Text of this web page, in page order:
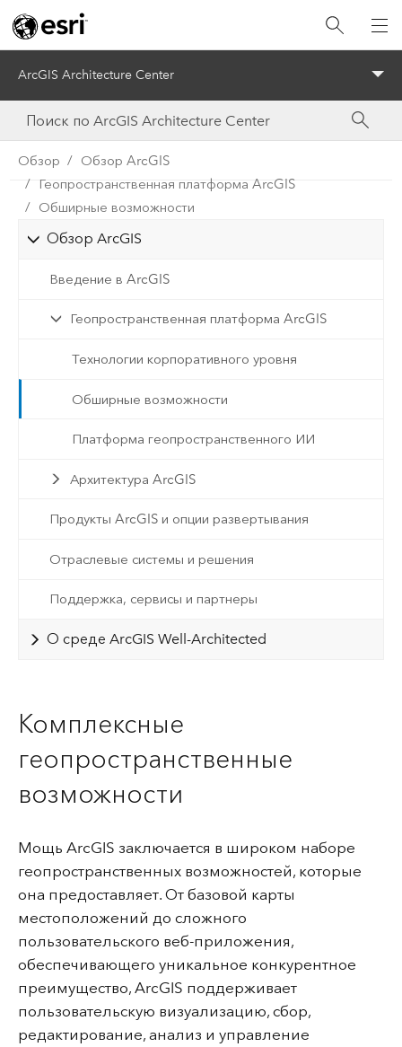
ArcGIS Architecture Center
Обзор
Обзор ArcGIS
Геопространственная платформа ArcGIS
Обширные возможности
Обзор ArcGIS
Введение в ArcGIS
Геопространственная платформа ArcGIS
Технологии корпоративного уровня
Обширные возможности
Платформа геопространственного ИИ
Архитектура ArcGIS
Продукты ArcGIS и опции развертывания
Отраслевые системы и решения
Поддержка, сервисы и партнеры
О среде ArcGIS Well-Architected
Комплексные
геопространственные
возможности
Мощь ArcGIS заключается в широком наборе
геопространственных возможностей, которые
она предоставляет. От базовой карты
местоположений до сложного
пользовательского веб-приложения,
обеспечивающего уникальное конкурентное
преимущество, ArcGIS поддерживает
пользовательскую визуализацию, сбор,
редактирование, анализ и управление